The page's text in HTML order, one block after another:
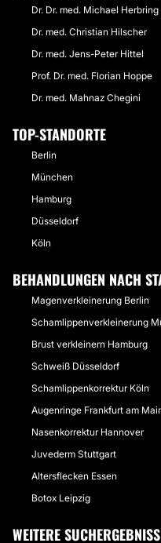
Dr. Dr. med. Michael Herbring
Dr. med. Christian Hilscher
Dr. med. Jens-Peter Hittel
Prof. Dr. med. Florian Hoppe
Dr. med. Mahnaz Chegini
TOP-STANDORTE
Berlin
München
Hamburg
Düsseldorf
Köln
BEHANDLUNGEN NACH
Magenverkleinerung Berlin
Schamlippenverkleinerung
Brust verkleinern Hamburg
Schweiß Düsseldorf
Schamlippenkorrektur Köln
Augenringe Frankfurt am
Nasenkorrektur Hannover
Juvederm Stuttgart
Altersflecken Essen
Botox Leipzig
WEITERE